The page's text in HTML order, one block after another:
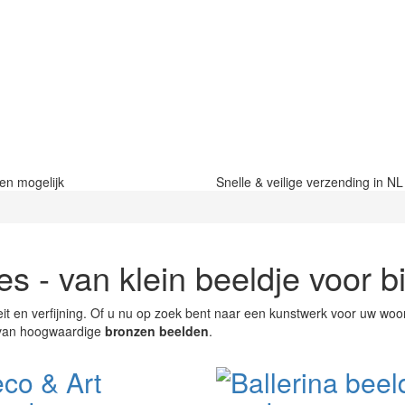
mogelijk Snelle & veilige verzending in
- van klein beeldje voor
en verfijning. Of u nu op zoek bent naar een kunstwerk voor uw
hoogwaardige bronzen beelden.